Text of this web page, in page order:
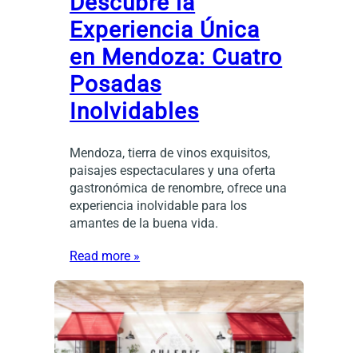
Experiencia Única
en Mendoza: Cuatro
Posadas
Inolvidables
Mendoza, tierra de vinos exquisitos,
paisajes espectaculares y una oferta
gastronómica de renombre, ofrece una
experiencia inolvidable para los
amantes de la buena vida.
Read more »